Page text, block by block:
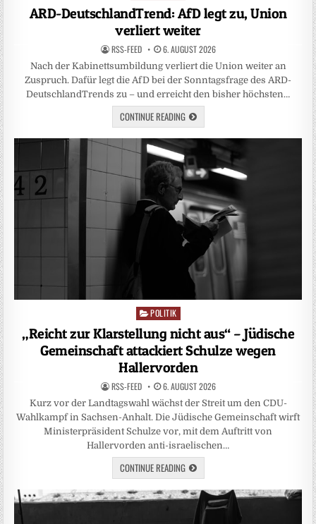
in
ARD-DeutschlandTrend: AfD legt zu, Union
verliert weiter
RSS-FEED 6. AUGUST 2026
Nach der Kabinettsumbildung verliert die Union weiter an
Zuspruch. Dafür legt die AfD bei der Sonntagsfrage des ARD-
DeutschlandTrends zu – und erreicht den bisher höchsten…
CONTINUE READING
Posted
in
POLITIK
„Reicht zur Klarstellung nicht aus“ – Jüdische
Gemeinschaft attackiert Schulze wegen
Hallervorden
RSS-FEED 6. AUGUST 2026
Kurz vor der Landtagswahl wächst der Streit um den CDU-
Wahlkampf in Sachsen-Anhalt. Die Jüdische Gemeinschaft wirft
Ministerpräsident Schulze vor, mit dem Auftritt von
Hallervorden anti-israelischen…
CONTINUE READING